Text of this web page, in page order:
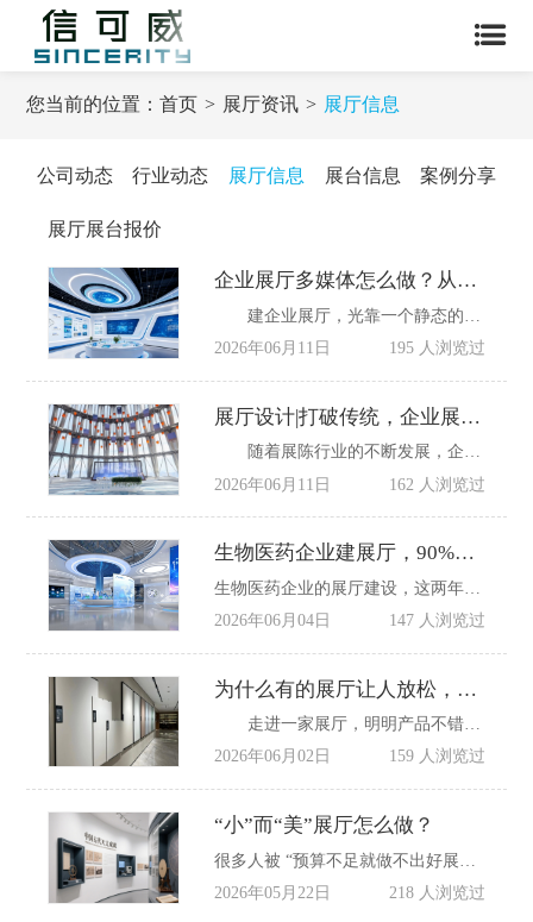
您当前的位置：首页 展厅资讯 展厅信息
公司动态 行业动态 展厅信息 展台信息 案例分享
展厅展台报价
企业展厅多媒体怎么做？从策划到落地全流程详解
2026年06月11日
195 人浏览过
展厅设计|打破传统，企业展厅也可以很酷
随着展陈行业的不断发展，企业注入的商业信息、与宣传也在成倍增长，大型展示除了可以显示企业竞争实力外，其宣传效果往往令参观者难以忘怀。今天就给大家分享，那些不同类型的企业展厅。
2026年06月11日
162 人浏览过
生物医药企业建展厅，90%卡在了这3个难题上｜行业深度
2026年06月04日
147 人浏览过
为什么有的展厅让人放松，有的让人焦虑？答案在明暗节奏
2026年06月02日
159 人浏览过
“小”而“美”展厅怎么做？
2026年05月22日
218 人浏览过